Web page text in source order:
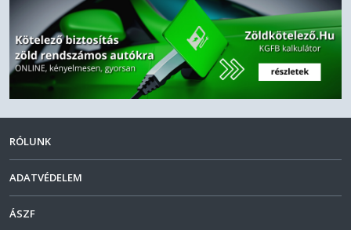
RÓLUNK
ADATVÉDELEM
ÁSZF